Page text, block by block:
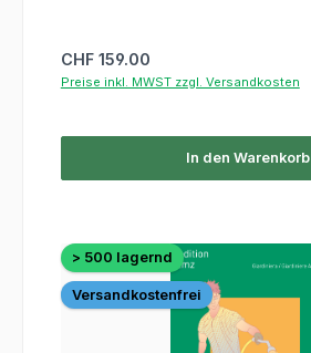
Regulärer Preis:
CHF 159.00
Preise inkl. MWST zzgl. Versandkosten
In den Warenkorb
> 500 lagernd
Versandkostenfrei